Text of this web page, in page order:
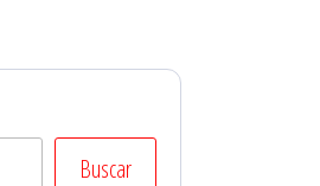
Buscar